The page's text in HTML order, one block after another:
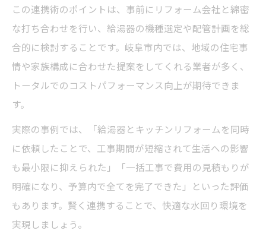
この連携術のポイントは、事前にリフォーム会社と綿密
な打ち合わせを行い、給湯器の機種選定や配管計画を総
合的に検討することです。岐阜市内では、地域の住宅事
情や家族構成に合わせた提案をしてくれる業者が多く、
トータルでのコストパフォーマンス向上が期待できま
す。
実際の事例では、「給湯器とキッチンリフォームを同時
に依頼したことで、工事期間が短縮されて生活への影響
も最小限に抑えられた」「一括工事で費用の見積もりが
明確になり、予算内で全てを完了できた」といった評価
もあります。賢く連携することで、快適な水回り環境を
実現しましょう。